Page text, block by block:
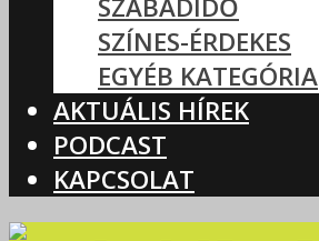
SZABADIDŐ
SZÍNES-ÉRDEKES
EGYÉB KATEGÓRIA
AKTUÁLIS HÍREK
PODCAST
KAPCSOLAT